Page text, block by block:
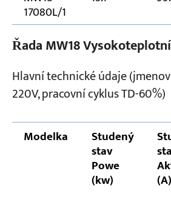
17080L/1
Řada MW18
Hlavní technické údaje
220V, pracovní cyklus TD-60%)
Modelka Studený
stav
Powe
(kw) (A)